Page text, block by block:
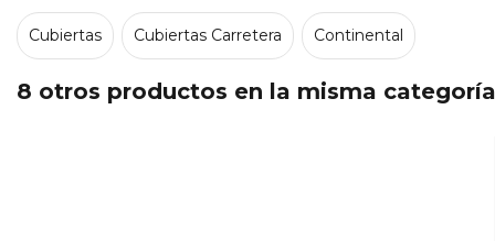
Cubiertas Cubiertas Carretera Continental
8 otros productos en la misma